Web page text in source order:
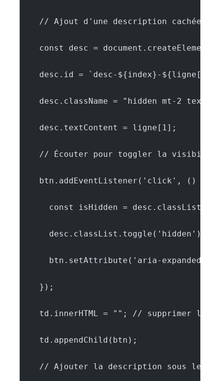
    // Ajout d'une description cachée
const desc =
desc.id = `desc-${index}-
desc.className = "hidden mt-2 text-
    desc.textContent = ligne[1];
// Écouter pour toggler la
btn.addEventListener('click', () =>
const isHidden =
      desc.classList.toggle('hidden');
btn.setAttribute('aria-expanded',
    });
td.innerHTML = ""; // supprimer le
    td.appendChild(btn);
// Ajouter la description sous le